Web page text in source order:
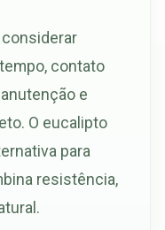
contato
e
O eucalipto
para
resistência,